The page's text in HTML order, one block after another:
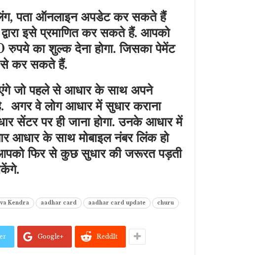
पता ऑनलाइन अपडेट कर सकते हैं
इसे प्रमाणित कर सकते हैं. आपको
का शुल्क देना होगा. जिसका पेमेंट
से कर सकते हैं.
जो पहले से आधार के साथ अपने
अगर वे लोग आधार में सुधार कराना
सेंटर पर ही जाना होगा. उनके आधार में
आधार के साथ मोबाइल नंबर लिंक हो
फिर से कुछ सुधार की जरूरत पड़ती
Kendra aadhar card aadhar card update
churu
Google+ ReddIt